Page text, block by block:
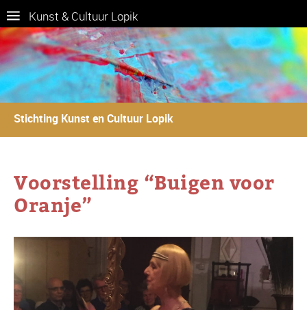
Kunst & Cultuur Lopik
Stichting Kunst en Cultuur Lopik
Voorstelling “Buigen voor
Oranje”